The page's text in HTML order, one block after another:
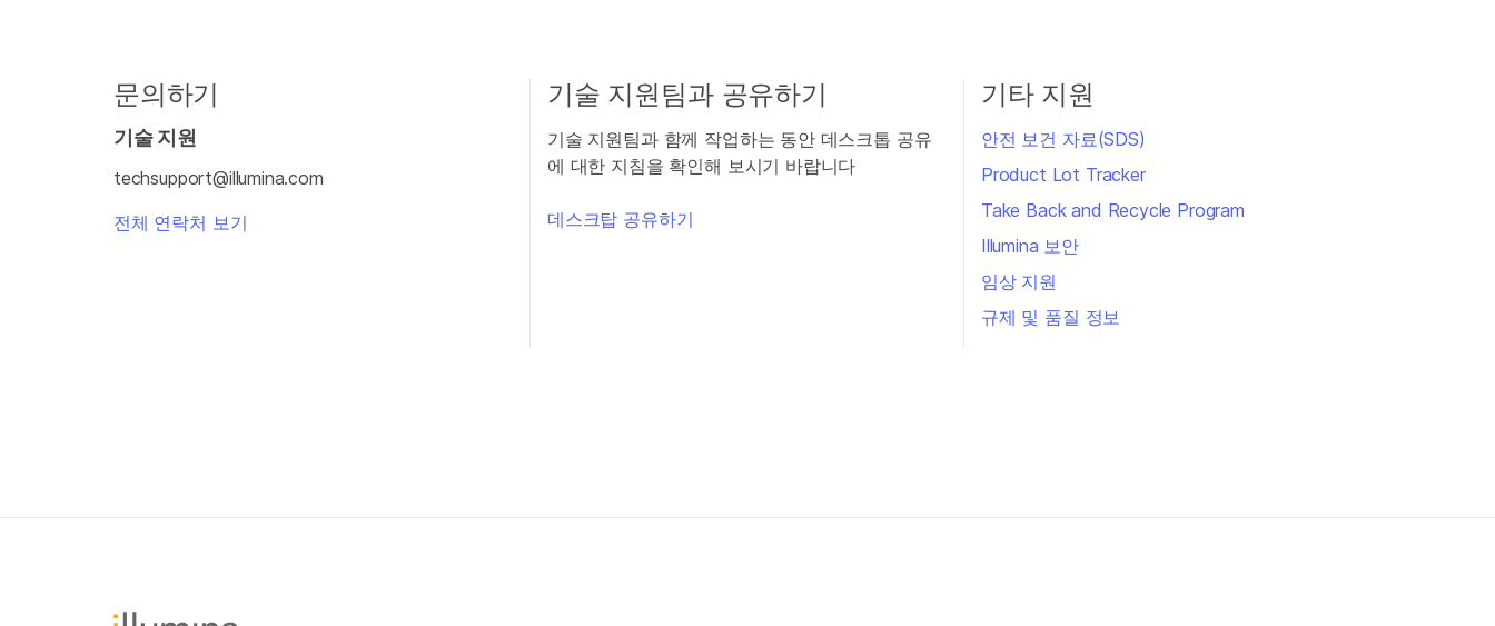
문의하기
기술 지원
techsupport@illumina.com
전체 연락처 보기
기술 지원팀과 공유하기
기술 지원팀과 함께 작업하는 동안 데스크톱 공유
에 대한 지침을 확인해 보시기 바랍니다
데스크탑 공유하기
기타 지원
안전 보건 자료(SDS)
Product Lot Tracker
Take Back and Recycle Program
Illumina 보안
임상 지원
규제 및 품질 정보